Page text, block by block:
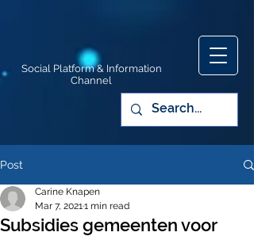
Social Platform & Information
Channel
Post
Subsidies gemeenten voor
Carine Knapen
Mar 7, 20211 min read